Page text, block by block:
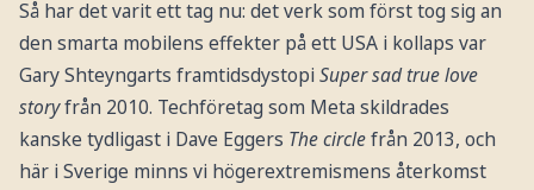
Så har det varit ett tag nu: det verk som först tog sig an
den smarta mobilens effekter på ett USA i kollaps var
Gary Shteyngarts framtidsdystopi Super sad true love
storyfrån 2010. Techföretag som Meta skildrades
kanske tydligast i Dave Eggers The circlefrån 2013, och
här i Sverige minns vi högerextremismens återkomst